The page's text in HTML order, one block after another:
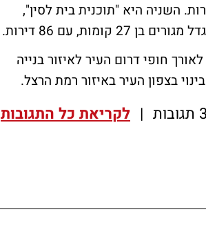
ארבעה מגדלי מגורים בני 43 קומות כל אחד ובהם 453 דירות. השניה היא "תוכנית בית לסין",
עם 86 דירות.
חופי דרום העיר לאיזור בנייה
בצפון העיר באיזור רמת הרצל.
3 תגובות | לקריאת כל התגובות